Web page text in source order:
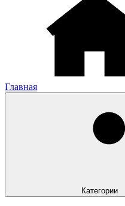
Главная
Категории